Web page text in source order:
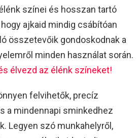
színei és hosszan tartó
ajkaid mindig csábítóan
összetevőik gondoskodnak a
minden használat során.
élvezd az élénk színeket!
felvihetők, precíz
a mindennapi sminkedhez
Legyen szó munkahelyről,